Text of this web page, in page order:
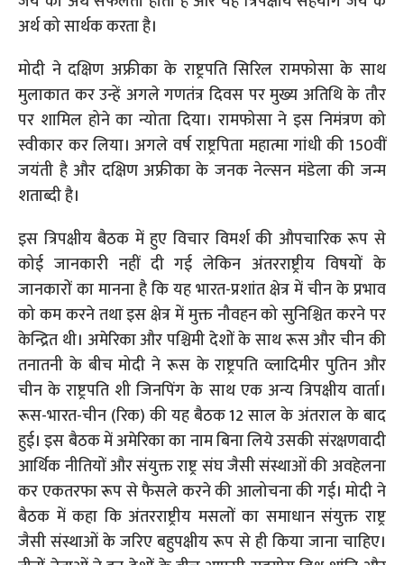
अर्थ को सार्थक करता है।
मोदी ने दक्षिण अफ्रीका के राष्ट्रपति सिरिल रामफोसा के साथ
मुलाकात कर उन्हें अगले गणतंत्र दिवस पर मुख्य अतिथि के तौर
पर शामिल होने का न्योता दिया। रामफोसा ने इस निमंत्रण को
स्वीकार कर लिया। अगले वर्ष राष्ट्रपिता महात्मा गांधी की 150वीं
जयंती है और दक्षिण अफ्रीका के जनक नेल्सन मंडेला की जन्म
शताब्दी है।
इस त्रिपक्षीय बैठक में हुए विचार विमर्श की औपचारिक रूप से
कोई जानकारी नहीं दी गई लेकिन अंतरराष्ट्रीय विषयों के
जानकारों का मानना है कि यह भारत-प्रशांत क्षेत्र में चीन के प्रभाव
को कम करने तथा इस क्षेत्र में मुक्त नौवहन को सुनिश्चित करने पर
केन्द्रित थी। अमेरिका और पश्चिमी देशों के साथ रूस और चीन की
तनातनी के बीच मोदी ने रूस के राष्ट्रपति व्लादिमीर पुतिन और
चीन के राष्ट्रपति शी जिनपिंग के साथ एक अन्य त्रिपक्षीय वार्ता।
रूस-भारत-चीन (रिक) की यह बैठक 12 साल के अंतराल के बाद
हुई। इस बैठक में अमेरिका का नाम बिना लिये उसकी संरक्षणवादी
आर्थिक नीतियों और संयुक्त राष्ट्र संघ जैसी संस्थाओं की अवहेलना
कर एकतरफा रूप से फैसले करने की आलोचना की गई। मोदी ने
बैठक में कहा कि अंतरराष्ट्रीय मसलों का समाधान संयुक्त राष्ट्र
जैसी संस्थाओं के जरिए बहुपक्षीय रूप से ही किया जाना चाहिए।